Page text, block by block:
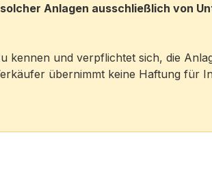
Anlagen ausschließlich von
kennen und verpflichtet sich, die
übernimmt keine Haftung für